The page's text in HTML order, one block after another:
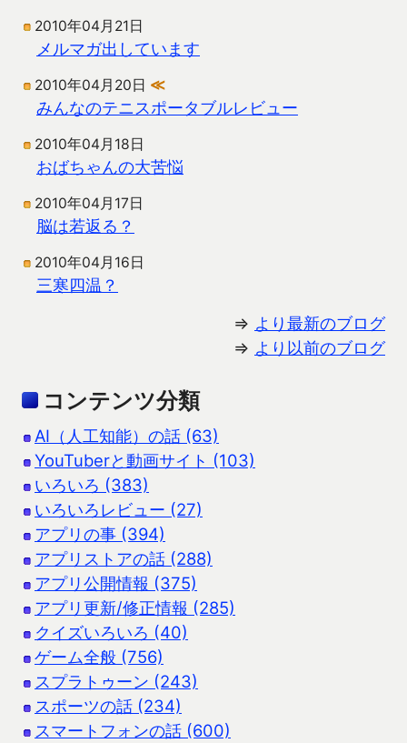
2010年04月21日
メルマガ出しています
2010年04月20日 ≪
みんなのテニスポータブルレビュー
2010年04月18日
おばちゃんの大苦悩
2010年04月17日
脳は若返る？
2010年04月16日
三寒四温？
⇒ より最新のブログ
⇒ より以前のブログ
コンテンツ分類
AI（人工知能）の話 (63)
YouTuberと動画サイト (103)
いろいろ (383)
いろいろレビュー (27)
アプリの事 (394)
アプリストアの話 (288)
アプリ公開情報 (375)
アプリ更新/修正情報 (285)
クイズいろいろ (40)
ゲーム全般 (756)
スプラトゥーン (243)
スポーツの話 (234)
スマートフォンの話 (600)